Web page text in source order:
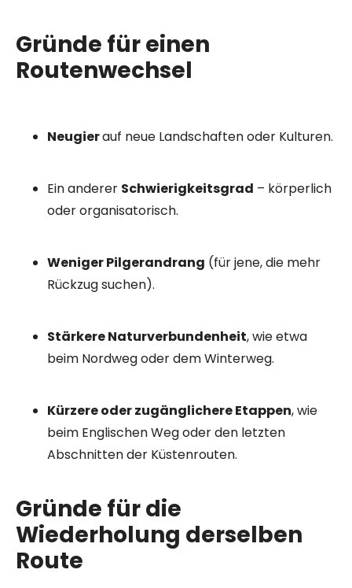
Gründe für einen
Routenwechsel
Neugierauf neue Landschaften oder Kulturen.
Ein anderer Schwierigkeitsgrad – körperlich
oder organisatorisch.
Weniger Pilgerandrang (für jene, die mehr
Rückzug suchen).
Stärkere Naturverbundenheit, wie etwa
beim Nordweg oder dem Winterweg.
Kürzere oder zugänglichere Etappen, wie
beim Englischen Weg oder den letzten
Abschnitten der Küstenrouten.
Gründe für die
Wiederholung derselben
Route